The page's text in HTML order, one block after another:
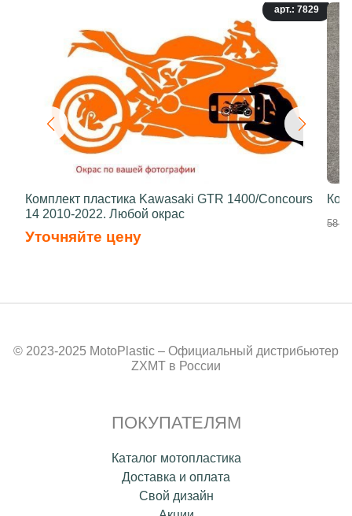
арт.: 7829
Комплект пластика Kawasaki GTR 1400/Concours
14 2010-2022. Любой окрас
Уточняйте цену
58
© 2023-2025 MotoPlastic – Официальный дистрибьютер
ZXMT в России
ПОКУПАТЕЛЯМ
Каталог мотопластика
Доставка и оплата
Свой дизайн